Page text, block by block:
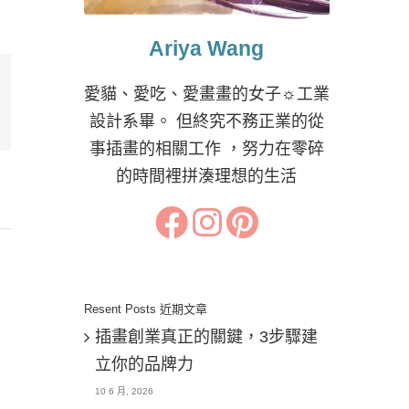
Ariya Wang
愛貓、愛吃、愛畫畫的女子☼工業
設計系畢。 但終究不務正業的從
事插畫的相關工作 ，努力在零碎
的時間裡拼湊理想的生活
Resent Posts 近期文章
插畫創業真正的關鍵，3步驟建
立你的品牌力
10 6 月, 2026